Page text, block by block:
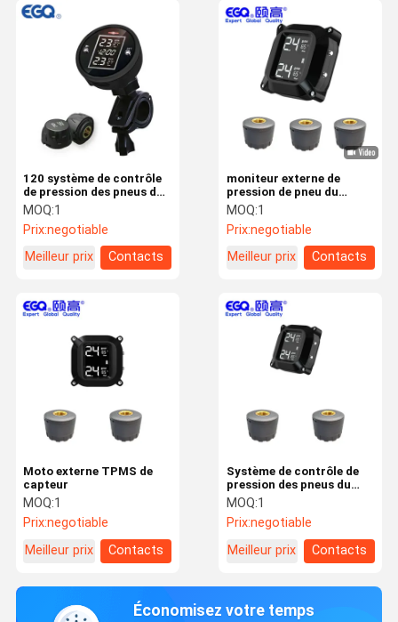
120 système de contrôle
de pression des pneus de
la moto TPMS de livre par
pouce carré
MOQ:1
Prix:negotiable
Meilleur prix
Contacts
moniteur externe de
pression de pneu du
capteur 433.92mhz 3
pour des motos
MOQ:1
Prix:negotiable
Meilleur prix
Contacts
Moto externe TPMS de
capteur
MOQ:1
Prix:negotiable
Meilleur prix
Contacts
Système de contrôle de
pression des pneus du
vélo TPMS
MOQ:1
Prix:negotiable
Meilleur prix
Contacts
Économisez votre temps